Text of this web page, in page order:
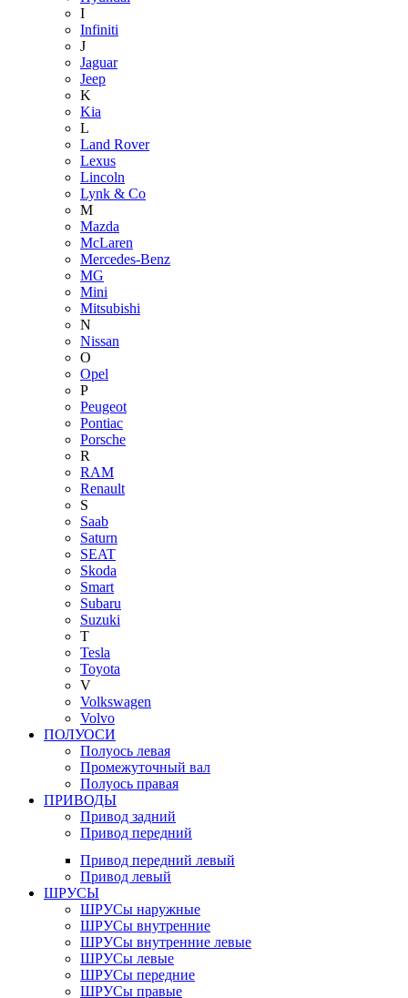
I
Infiniti
J
Jaguar
Jeep
K
Kia
L
Land Rover
Lexus
Lincoln
Lynk & Co
M
Mazda
McLaren
Mercedes-Benz
MG
Mini
Mitsubishi
N
Nissan
O
Opel
P
Peugeot
Pontiac
Porsche
R
RAM
Renault
S
Saab
Saturn
SEAT
Skoda
Smart
Subaru
Suzuki
T
Tesla
Toyota
V
Volkswagen
Volvo
ПОЛУОСИ
Полуось левая
Промежуточный вал
Полуось правая
ПРИВОДЫ
Привод задний
Привод передний
Привод передний левый
Привод левый
ШРУСЫ
ШРУСы наружные
ШРУСы внутренние
ШРУСы внутренние левые
ШРУСы левые
ШРУСы передние
ШРУСы правые